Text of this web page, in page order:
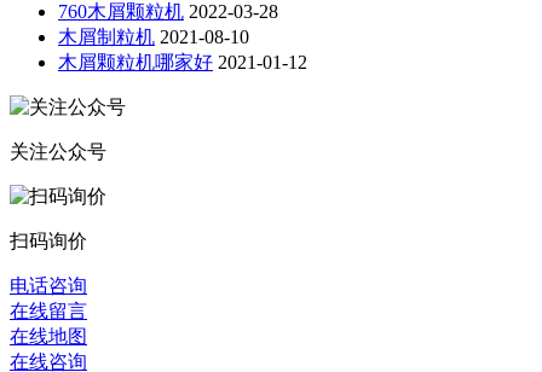
760木屑颗粒机 2022-03-28
木屑制粒机 2021-08-10
木屑颗粒机哪家好 2021-01-12
关注公众号
扫码询价
电话咨询
在线留言
在线地图
在线咨询